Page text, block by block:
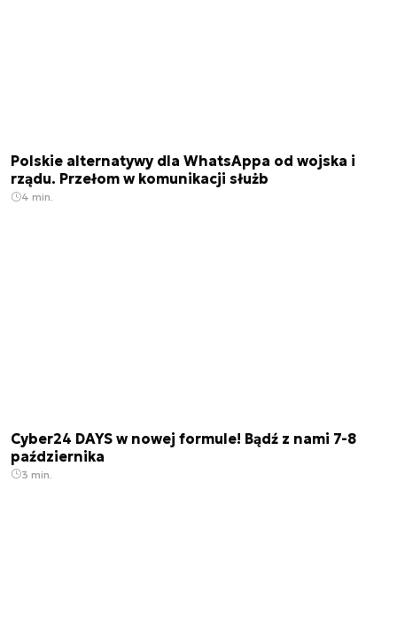
Polskie alternatywy dla WhatsAppa od wojska i
rządu. Przełom w komunikacji służb
4 min.
Cyber24 DAYS w nowej formule! Bądź z nami 7-8
października
3 min.